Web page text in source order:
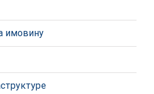
имовину